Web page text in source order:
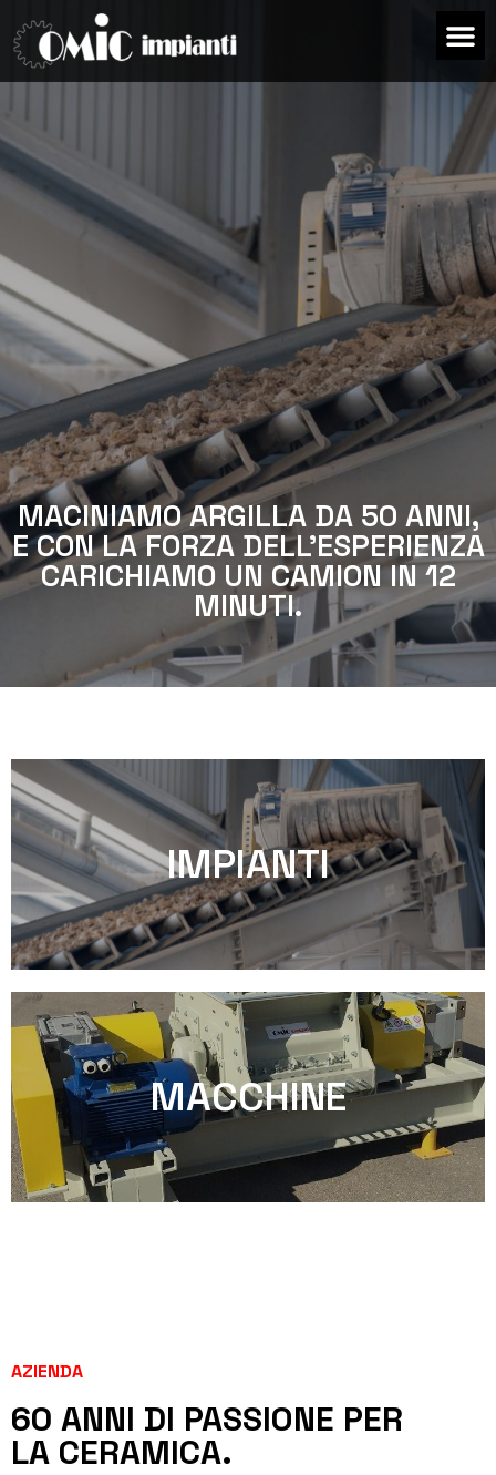
MACINIAMO ARGILLA DA 50 ANNI,
E CON LA FORZA DELL'ESPERIENZA
CARICHIAMO UN CAMION IN 12
MINUTI.
IMPIANTI
MACCHINE
AZIENDA
60 ANNI DI PASSIONE PER
LA CERAMICA.